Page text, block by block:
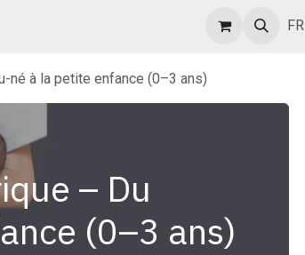
Politique d'inscription et FAQ Postes
FR
né à la petite enfance (0–3 ans)
– Du
(0–3 ans)